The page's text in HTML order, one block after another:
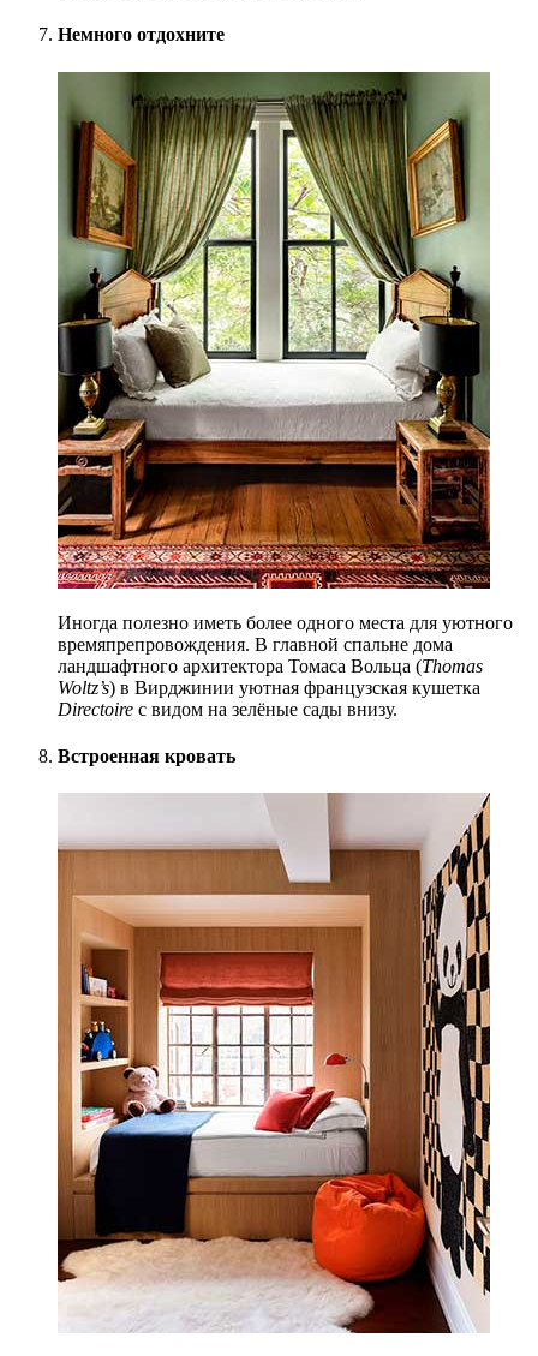
Немного отдохните
Иногда полезно иметь более одного места для уютного
времяпрепровождения. В главной спальне дома
ландшафтного архитектора Томаса Вольца (Thomas
Woltz’s) в Вирджинии уютная французская кушетка
Directoire с видом на зелёные сады внизу.
Встроенная кровать